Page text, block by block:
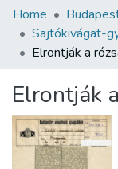
Communities &
All of DSpace
About us
Home
Sajtókivágat-
Elrontják